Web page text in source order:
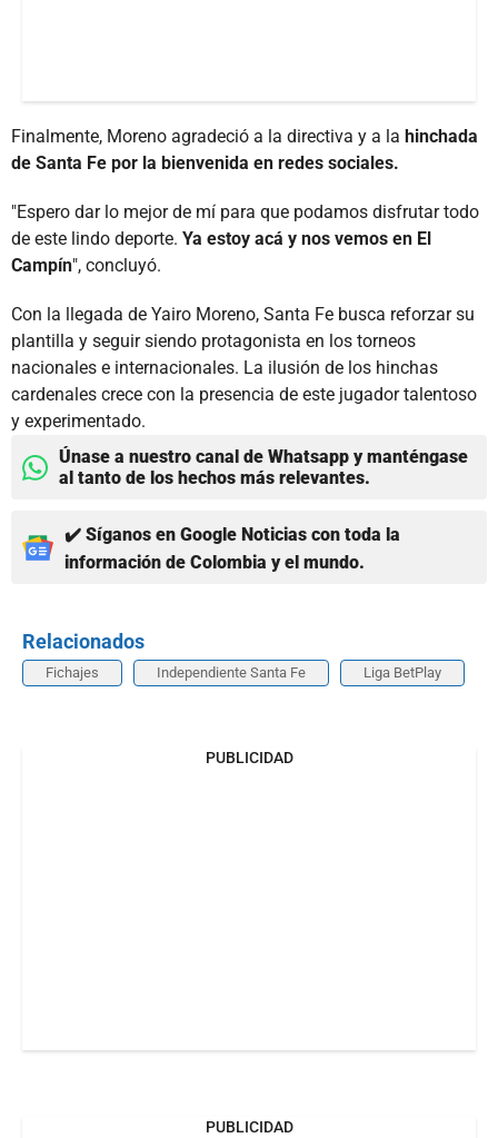
Finalmente, Moreno agradeció a la directiva y a la hinchada
de Santa Fe por la bienvenida en redes sociales.
"Espero dar lo mejor de mí para que podamos disfrutar todo
de este lindo deporte. Ya estoy acá y nos vemos en El
Campín", concluyó.
Con la llegada de Yairo Moreno, Santa Fe busca reforzar su
plantilla y seguir siendo protagonista en los torneos
nacionales e internacionales. La ilusión de los hinchas
cardenales crece con la presencia de este jugador talentoso
y experimentado.
Únase a nuestro canal de Whatsapp y manténgase
al tanto de los hechos más relevantes.
✔️ Síganos en Google Noticias con toda la
información de Colombia y el mundo.
Relacionados
Fichajes Independiente Santa Fe Liga BetPlay
PUBLICIDAD
PUBLICIDAD